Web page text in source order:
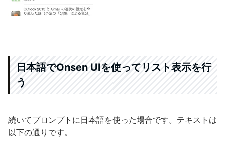
日本語でOnsen UIを使ってリスト表示を行
う
続いてプロンプトに日本語を使った場合です。テキストは
以下の通りです。